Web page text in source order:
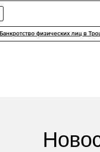
Банкротство физических лиц в